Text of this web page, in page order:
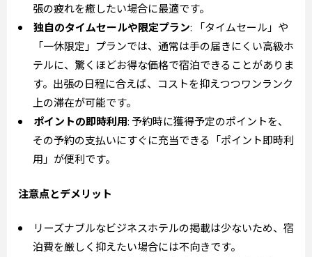
張の疲れを癒したい場合に最適です。
独自のタイムセールや限定プラン: 「タイムセール」や
「一休限定」プランでは、通常は手の届きにくい高級ホ
テルに、驚くほどお得な価格で宿泊できることがありま
す。出張の日程に合えば、コストを抑えつつワンランク
上の滞在が可能です。
ポイントの即時利用: 予約時に獲得予定のポイントを、
その予約の支払いにすぐに充当できる「ポイント即時利
用」が便利です。
注意点とデメリット
リーズナブルなビジネスホテルの掲載は少ないため、宿
泊費を厳しく抑えたい場合には不向きです。